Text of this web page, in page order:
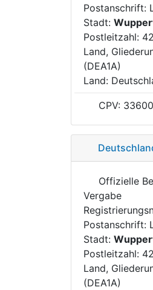
Postanschrift:
Stadt:
Postleitzahl:
Land,
(DEA1A)
Land:
CPV:
Offizielle
Vergabe
Postanschrift:
Stadt:
Postleitzahl:
Land,
(DEA1A)